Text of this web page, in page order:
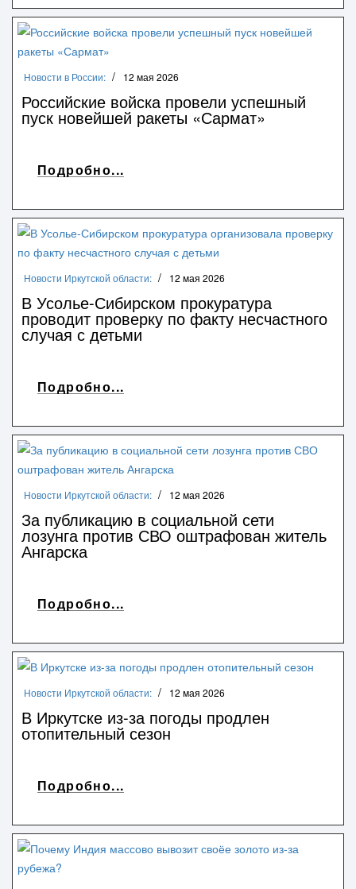
Новости в России: 12 мая 2026
Российские войска провели успешный
пуск новейшей ракеты «Сармат»
Подробно...
Новости Иркутской области: 12 мая 2026
В Усолье-Сибирском прокуратура
проводит проверку по факту несчастного
случая с детьми
Подробно...
Новости Иркутской области: 12 мая 2026
За публикацию в социальной сети
лозунга против СВО оштрафован житель
Ангарска
Подробно...
Новости Иркутской области: 12 мая 2026
В Иркутске из-за погоды продлен
отопительный сезон
Подробно...